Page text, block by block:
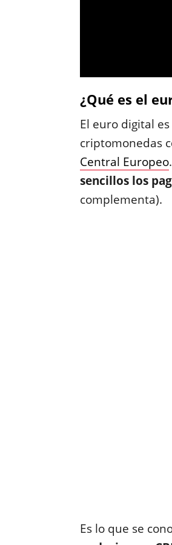
¿Qué es el
El euro digital
criptomonedas
Central Europeo
sencillos los
complementa).
Es lo que se